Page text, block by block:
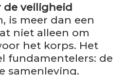
de veiligheid
is meer dan een
niet alleen om
het korps. Het
fundamentelers: de
samenleving.